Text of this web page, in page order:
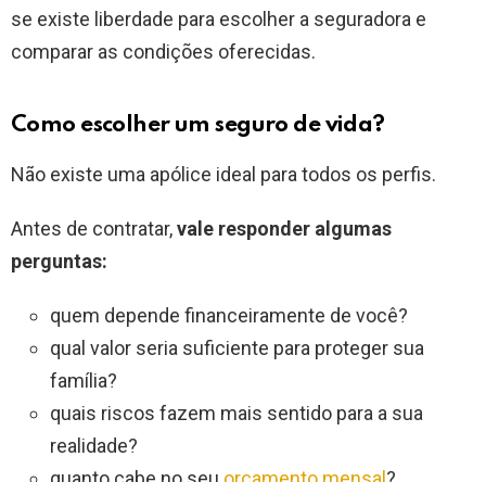
se existe liberdade para escolher a seguradora e
comparar as condições oferecidas.
Como escolher um seguro de vida?
Não existe uma apólice ideal para todos os perfis.
Antes de contratar,vale responder algumas
perguntas:
quem depende financeiramente de você?
qual valor seria suficiente para proteger sua
família?
quais riscos fazem mais sentido para a sua
realidade?